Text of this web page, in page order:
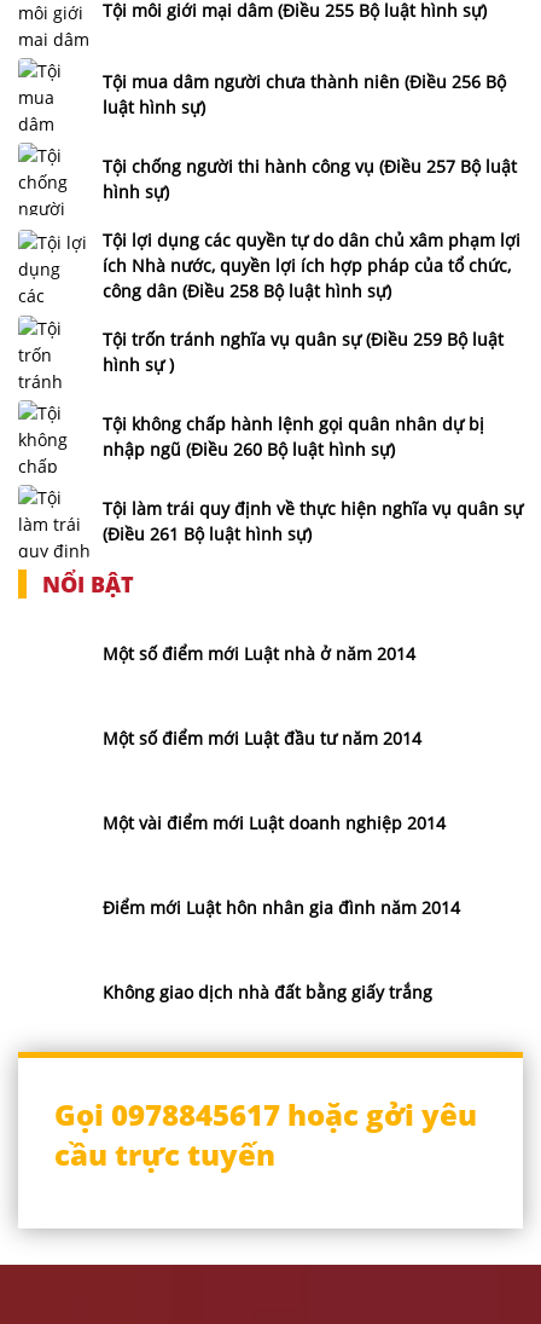
Tội môi giới mại dâm (Điều 255 Bộ luật hình sự)
Tội mua dâm người chưa thành niên (Điều 256 Bộ
luật hình sự)
Tội chống người thi hành công vụ (Điều 257 Bộ luật
hình sự)
Tội lợi dụng các quyền tự do dân chủ xâm phạm lợi
ích Nhà nước, quyền lợi ích hợp pháp của tổ chức,
công dân (Điều 258 Bộ luật hình sự)
Tội trốn tránh nghĩa vụ quân sự (Điều 259 Bộ luật
hình sự )
Tội không chấp hành lệnh gọi quân nhân dự bị
nhập ngũ (Điều 260 Bộ luật hình sự)
Tội làm trái quy định về thực hiện nghĩa vụ quân sự
(Điều 261 Bộ luật hình sự)
NỔI BẬT
Một số điểm mới Luật nhà ở năm 2014
Một số điểm mới Luật đầu tư năm 2014
Một vài điểm mới Luật doanh nghiệp 2014
Điểm mới Luật hôn nhân gia đình năm 2014
Không giao dịch nhà đất bằng giấy trắng
Gọi 0978845617 hoặc gởi yêu
cầu trực tuyến